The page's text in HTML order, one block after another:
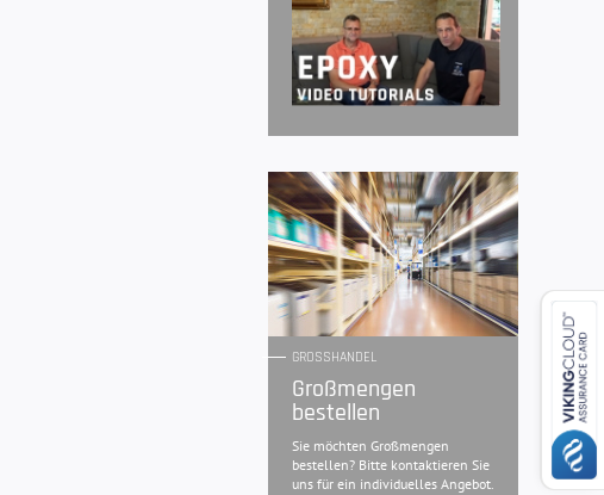
GROSSHANDEL
Großmengen
bestellen
Sie möchten Großmengen
bestellen? Bitte kontaktieren Sie
uns für ein individuelles Angebot.